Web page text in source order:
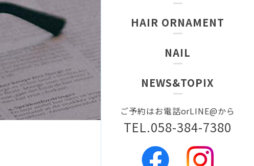
HAIR ORNAMENT
NAIL
NEWS&TOPIX
ご予約はお電話orLINE@から
TEL.058-384-7380